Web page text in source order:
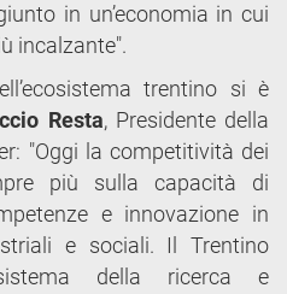
in un’economia in cui
incalzante".
trentino si è
Resta, Presidente della
"Oggi la competitività dei
più sulla capacità di
e innovazione in
e sociali. Il Trentino
della ricerca e